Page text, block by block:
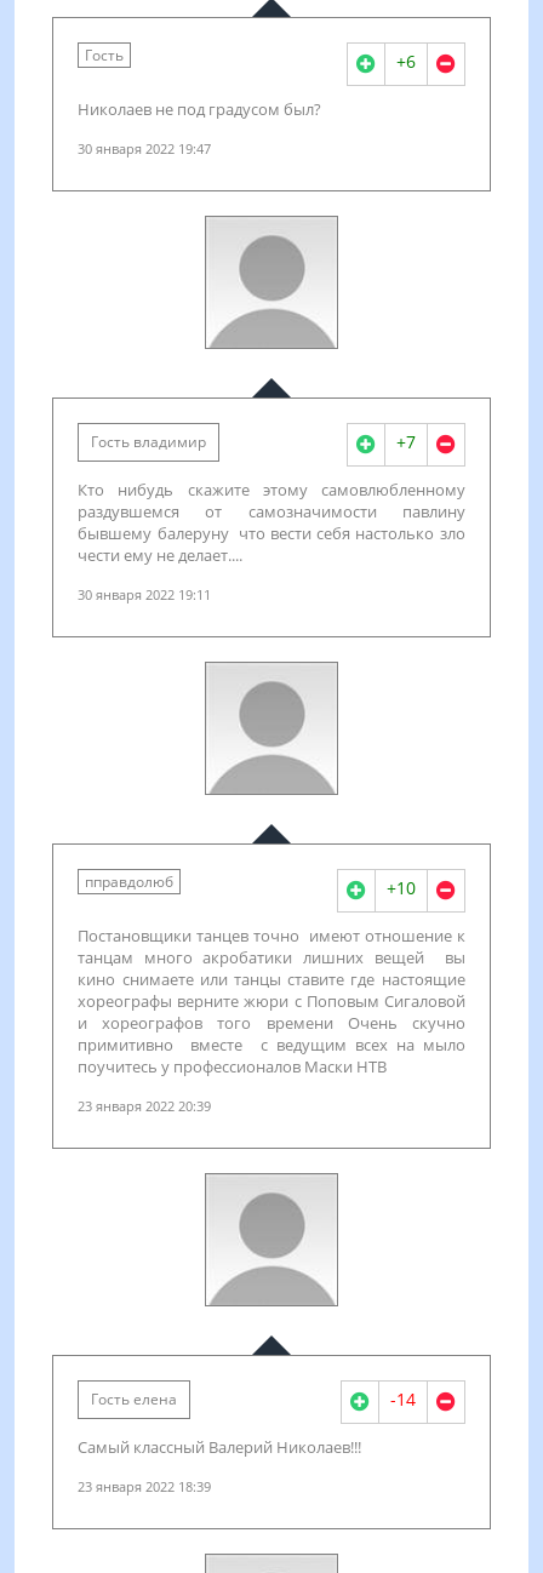
Гость +6
Николаев не под градусом был?
30 января 2022 19:47
Гость владимир +7
Кто нибудь скажите этому самовлюбленному
раздувшемся от самозначимости павлину
бывшему балеруну что вести себя настолько зло
чести ему не делает....
30 января 2022 19:11
пправдолюб +10
Постановщики танцев точно имеют отношение к
танцам много акробатики лишних вещей вы
кино снимаете или танцы ставите где настоящие
хореографы верните жюри с Поповым Сигаловой
и хореографов того времени Очень скучно
примитивно вместе с ведущим всех на мыло
поучитесь у профессионалов Маски НТВ
23 января 2022 20:39
Гость елена -14
Самый классный Валерий Николаев!!!
23 января 2022 18:39